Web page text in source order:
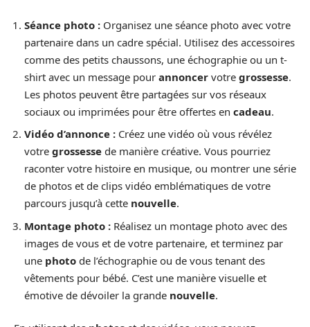
Séance photo : Organisez une séance photo avec votre
partenaire dans un cadre spécial. Utilisez des accessoires
comme des petits chaussons, une échographie ou un t-
shirt avec un message pour annoncer votre grossesse.
Les photos peuvent être partagées sur vos réseaux
sociaux ou imprimées pour être offertes en cadeau.
Vidéo d’annonce : Créez une vidéo où vous révélez
votre grossesse de manière créative. Vous pourriez
raconter votre histoire en musique, ou montrer une série
de photos et de clips vidéo emblématiques de votre
parcours jusqu’à cette nouvelle.
Montage photo : Réalisez un montage photo avec des
images de vous et de votre partenaire, et terminez par
une photo de l’échographie ou de vous tenant des
vêtements pour bébé. C’est une manière visuelle et
émotive de dévoiler la grande nouvelle.